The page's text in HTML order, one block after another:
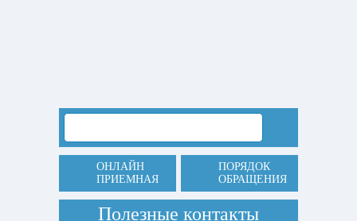
ОНЛАЙН
ПРИЕМНАЯ
ПОРЯДОК
ОБРАЩЕНИЯ
Полезные контакты